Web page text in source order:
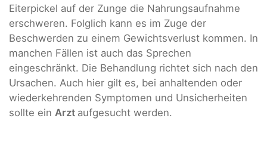
Eiterpickel auf der Zunge die Nahrungsaufnahme
erschweren. Folglich kann es im Zuge der
Beschwerden zu einem Gewichtsverlust kommen. In
manchen Fällen ist auch das Sprechen
eingeschränkt. Die Behandlung richtet sich nach den
Ursachen. Auch hier gilt es, bei anhaltenden oder
wiederkehrenden Symptomen und Unsicherheiten
sollte ein Arzt aufgesucht werden.